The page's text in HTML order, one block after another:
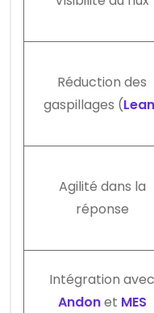
Réduction des
gaspillages (Lean
Agilité dans la
réponse
Intégration avec
Andonet MES